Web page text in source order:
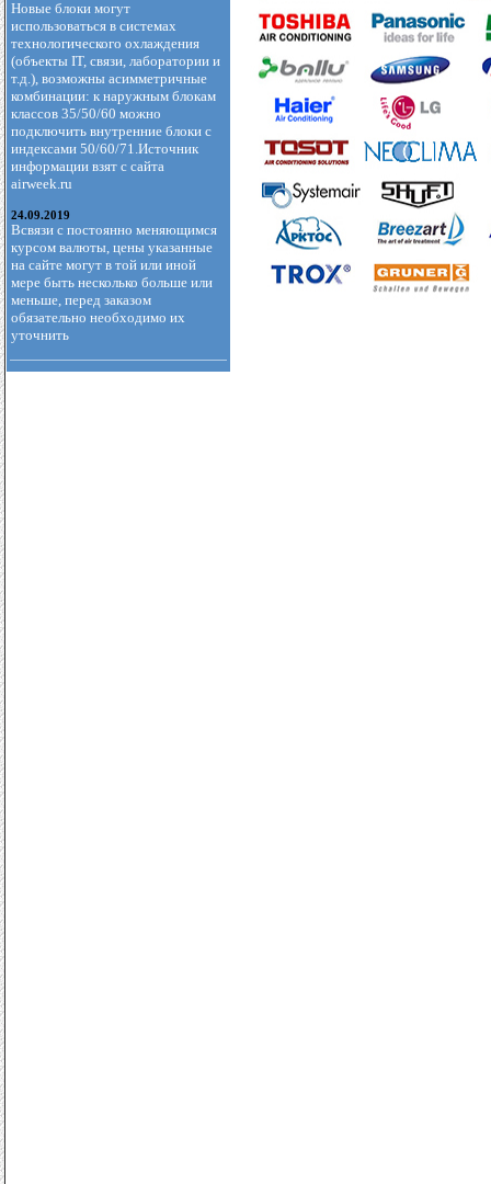
Новые блоки могут
использоваться в системах
технологического охлаждения
(объекты IT, связи, лаборатории и
т.д.), возможны асимметричные
комбинации: к наружным блокам
классов 35/50/60 можно
подключить внутренние блоки с
индексами 50/60/71.Источник
информации взят с сайта
airweek.ru
24.09.2019
Всвязи с постоянно меняющимся
курсом валюты, цены указанные
на сайте могут в той или иной
мере быть несколько больше или
меньше, перед заказом
обязательно необходимо их
уточнить